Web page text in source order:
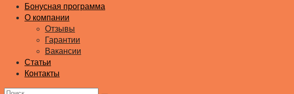
Бонусная программа
О компании
Отзывы
Гарантии
Вакансии
Статьи
Контакты